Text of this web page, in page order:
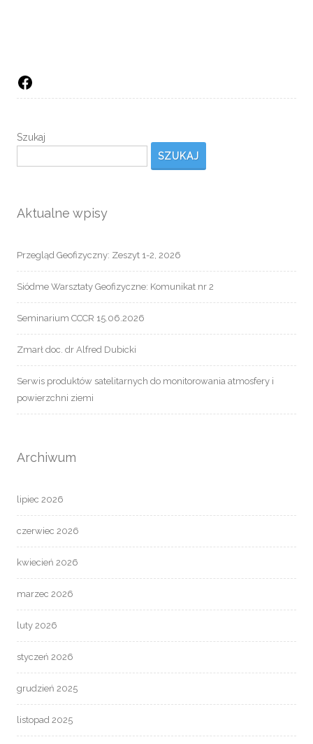
Szukaj
SZUKAJ
Aktualne wpisy
Przegląd Geofizyczny: Zeszyt 1-2, 2026
Siódme Warsztaty Geofizyczne: Komunikat nr 2
Seminarium CCCR 15.06.2026
Zmarł doc. dr Alfred Dubicki
Serwis produktów satelitarnych do monitorowania atmosfery i
powierzchni ziemi
Archiwum
lipiec 2026
czerwiec 2026
kwiecień 2026
marzec 2026
luty 2026
styczeń 2026
grudzień 2025
listopad 2025